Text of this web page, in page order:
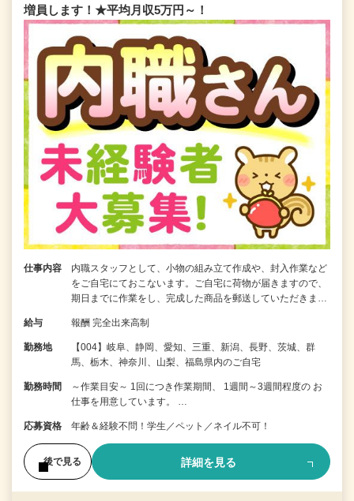
増員します！★平均月収5万円～！
仕事内容
内職スタッフとして、小物の組み立て作成や、封入作業など
をご自宅にておこないます。ご自宅に荷物が届きますので、
期日までに作業をし、完成した商品を郵送していただきま…
給与 報酬 完全出来高制
勤務地
【004】岐阜、静岡、愛知、三重、新潟、長野、茨城、群
馬、栃木、神奈川、山梨、福島県内のご自宅
勤務時間
～作業目安～ 1回につき作業期間、 1週間～3週間程度の お
仕事を用意しています。 …
応募資格 年齢＆経験不問！学生／ペット／ネイル不可！
後で見る 詳細を見る